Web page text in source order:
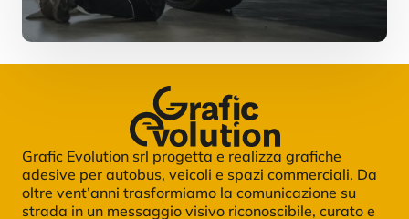
Grafic Evolution srl progetta e realizza grafiche
adesive per autobus, veicoli e spazi commerciali. Da
oltre vent’anni trasformiamo la comunicazione su
strada in un messaggio visivo riconoscibile, curato e